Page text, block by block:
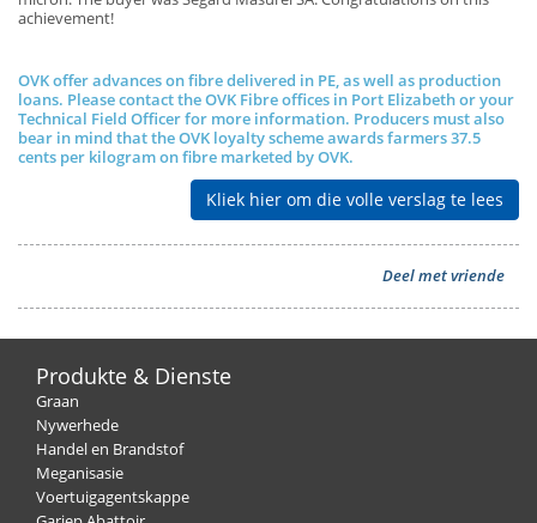
achievement!
OVK offer advances on fibre delivered in PE, as well as production
loans. Please contact the OVK Fibre offices in Port Elizabeth or your
Technical Field Officer for more information. Producers must also
bear in mind that the OVK loyalty scheme awards farmers 37.5
cents per kilogram on fibre marketed by OVK.
Kliek hier om die volle verslag te lees
Deel met vriende
Produkte & Dienste
Graan
Nywerhede
Handel en Brandstof
Meganisasie
Voertuigagentskappe